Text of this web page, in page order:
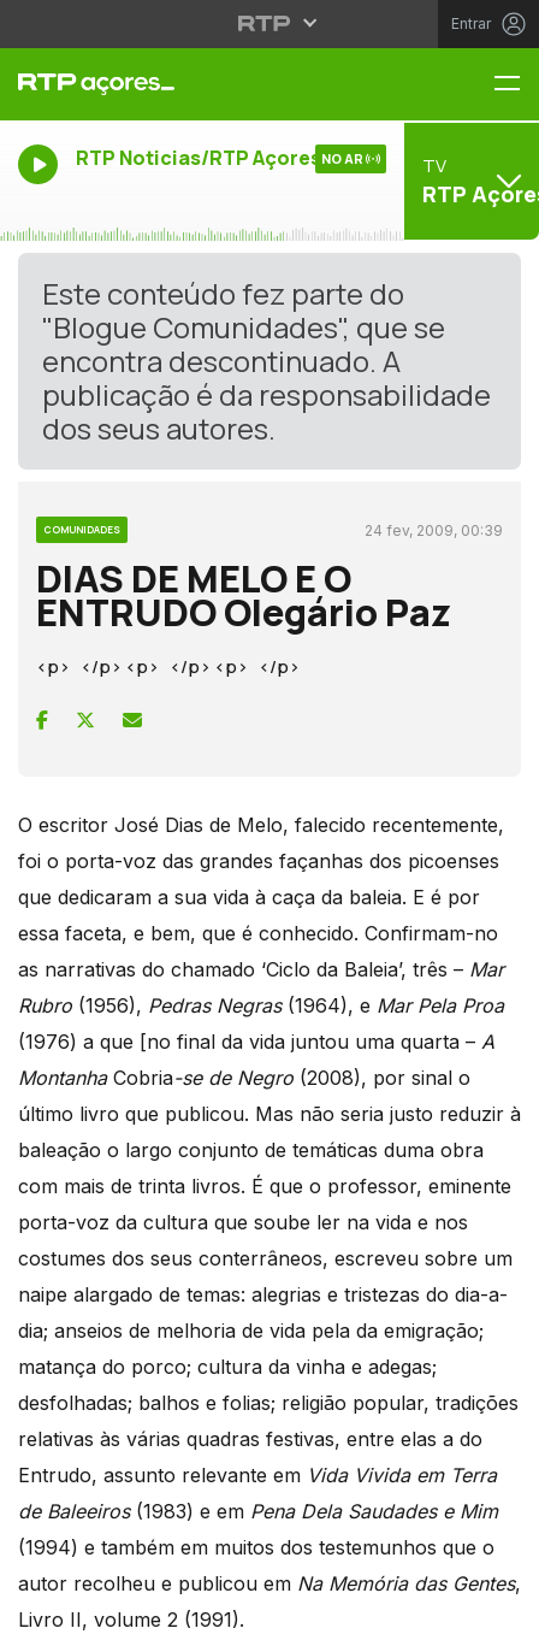
Entrar
RTP Noticias/RTP Açores NO AR TV
RTP
Este conteúdo fez parte do
"Blogue Comunidades", que se
encontra descontinuado. A
publicação é da responsabilidade
dos seus autores.
COMUNIDADES 24 fev, 2009, 00:39
DIAS DE MELO E O
ENTRUDO Olegário Paz
<p> </p> <p> </p> <p> </p>
O escritor José Dias de Melo, falecido recentemente,
foi o porta-voz das grandes façanhas dos picoenses
que dedicaram a sua vida à caça da baleia. E é por
essa faceta, e bem, que é conhecido. Confirmam-no
as narrativas do chamado ‘Ciclo da Baleia’, três – Mar
Rubro (1956), Pedras Negras (1964), e Mar Pela Proa
(1976) a que [no final da vida juntou uma quarta – A
Montanha Cobria-se de Negro (2008), por sinal o
último livro que publicou. Mas não seria justo reduzir à
baleação o largo conjunto de temáticas duma obra
com mais de trinta livros. É que o professor, eminente
porta-voz da cultura que soube ler na vida e nos
costumes dos seus conterrâneos, escreveu sobre um
naipe alargado de temas: alegrias e tristezas do dia-a-
dia; anseios de melhoria de vida pela da emigração;
matança do porco; cultura da vinha e adegas;
desfolhadas; balhos e folias; religião popular, tradições
relativas às várias quadras festivas, entre elas a do
Entrudo, assunto relevante em Vida Vivida em Terra
de Baleeiros(1983) e em Pena Dela Saudades e Mim
(1994) e também em muitos dos testemunhos que o
autor recolheu e publicou em Na Memória das Gentes,
Livro II, volume 2 (1991).